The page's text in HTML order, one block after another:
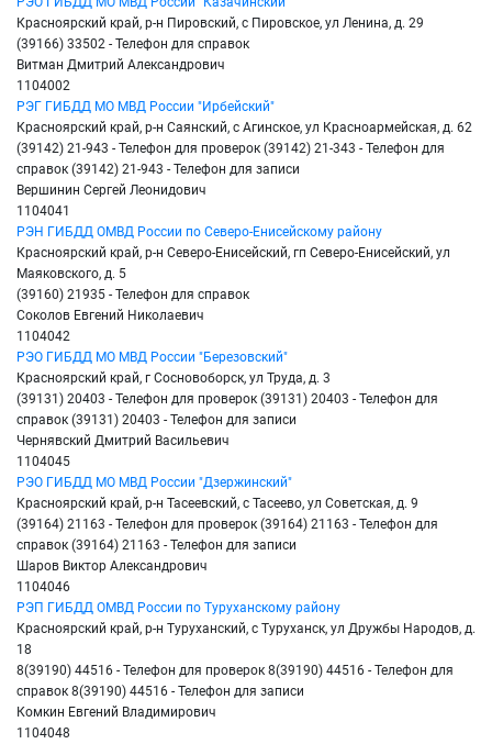
Красноярский край, р-н Пировский, с Пировское, ул Ленина, д. 29
(39166) 33502 - Телефон для справок
Витман Дмитрий Александрович
1104002
РЭГ ГИБДД МО МВД России "Ирбейский"
Красноярский край, р-н Саянский, с Агинское, ул Красноармейская, д. 62
(39142) 21-943 - Телефон для проверок (39142) 21-343 - Телефон для
справок (39142) 21-943 - Телефон для записи
Вершинин Сергей Леонидович
1104041
РЭН ГИБДД ОМВД России по Северо-Енисейскому району
Красноярский край, р-н Северо-Енисейский, гп Северо-Енисейский, ул
Маяковского, д. 5
(39160) 21935 - Телефон для справок
Соколов Евгений Николаевич
1104042
РЭО ГИБДД МО МВД России "Березовский"
Красноярский край, г Сосновоборск, ул Труда, д. 3
(39131) 20403 - Телефон для проверок (39131) 20403 - Телефон для
справок (39131) 20403 - Телефон для записи
Чернявский Дмитрий Васильевич
1104045
РЭО ГИБДД МО МВД России "Дзержинский"
Красноярский край, р-н Тасеевский, с Тасеево, ул Советская, д. 9
(39164) 21163 - Телефон для проверок (39164) 21163 - Телефон для
справок (39164) 21163 - Телефон для записи
Шаров Виктор Александрович
1104046
РЭП ГИБДД ОМВД России по Туруханскому району
Красноярский край, р-н Туруханский, с Туруханск, ул Дружбы Народов, д.
18
8(39190) 44516 - Телефон для проверок 8(39190) 44516 - Телефон для
справок 8(39190) 44516 - Телефон для записи
Комкин Евгений Владимирович
1104048